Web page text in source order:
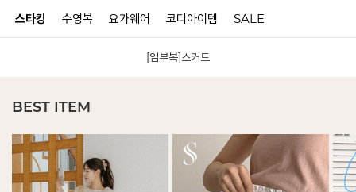
스타킹 수영복 요가웨어 코디아이템 SALE
[임부복]스커트
BEST ITEM